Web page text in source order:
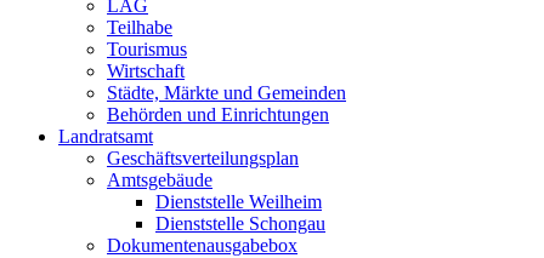
LAG
Teilhabe
Tourismus
Wirtschaft
Städte, Märkte und Gemeinden
Behörden und Einrichtungen
Landratsamt
Geschäftsverteilungsplan
Amtsgebäude
Dienststelle Weilheim
Dienststelle Schongau
Dokumentenausgabebox